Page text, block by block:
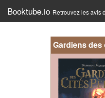
Booktube.io Retrouvez les avis
Gardiens